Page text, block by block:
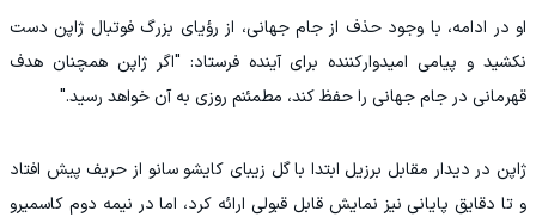
او در ادامه، با وجود حذف از جام جهانی، از رؤیای بزرگ فوتبال ژاپن دست
نکشید و پیامی امیدوارکننده برای آینده فرستاد: "اگر ژاپن همچنان هدف
قهرمانی در جام جهانی را حفظ کند، مطمئنم روزی به آن خواهد رسید."
ژاپن در دیدار مقابل برزیل ابتدا با گل زیبای کایشو سانو از حریف پیش افتاد
و تا دقایق پایانی نیز نمایش قابل قبولی ارائه کرد، اما در نیمه دوم کاسمیرو